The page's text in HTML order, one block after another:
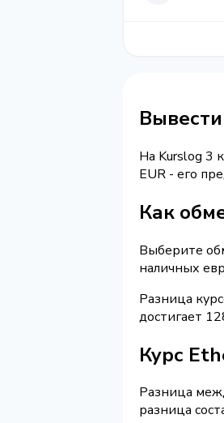
На Kurslog 3
EUR - его
Как
Выберите
наличных
Разница
достигает
Курс
Разница
разница